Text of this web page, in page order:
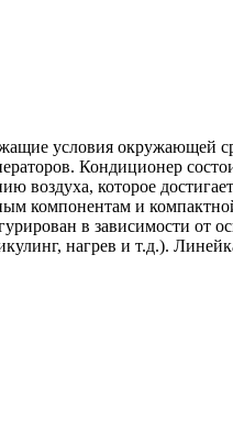
условия окружающей
Кондиционер
которое
компонентам и
в зависимости от
нагрев и т.д.).